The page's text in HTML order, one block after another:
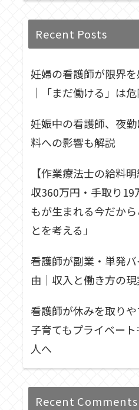
Recent Posts
妊婦の看護師が限界
｜「まだ働ける」は
妊娠中の看護師、夜
料への影響も解説
【作業療法士の給料
収360万円・手取り19
もが生まれる今だか
とを考える」
看護師が副業・単発
由｜収入と働き方の現
看護師が休みを取り
子育てもプライベー
人へ
Recent Comments